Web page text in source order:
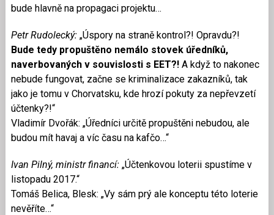
bude hlavně na propagaci projektu…
Petr Rudolecký:„Úspory na straně kontrol?! Opravdu?!
Bude tedy propuštěno nemálo stovek úředníků,
naverbovaných v souvislosti s EET?!A když to nakonec
nebude fungovat, začne se kriminalizace zakazníků, tak
jako je tomu v Chorvatsku, kde hrozí pokuty za nepřevzetí
účtenky?!“
Vladimír Dvořák: „Úředníci určitě propuštěni nebudou, ale
budou mít havaj a víc času na kafčo…“
Ivan Pilný, ministr financí:„Účtenkovou loterii spustíme v
listopadu 2017.“
Tomáš Belica, Blesk: „Vy sám prý ale konceptu této loterie
nevěříte…“